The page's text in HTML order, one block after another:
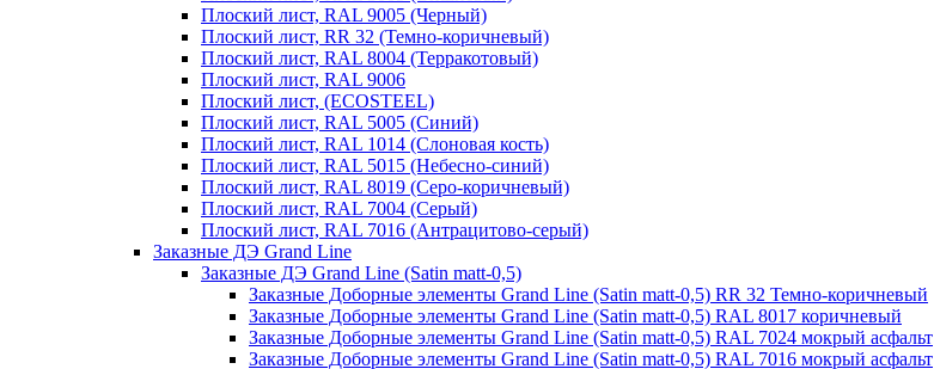
Плоский лист, RAL 9005 (Черный)
Плоский лист, RR 32 (Темно-коричневый)
Плоский лист, RAL 8004 (Терракотовый)
Плоский лист, RAL 9006
Плоский лист, (ECOSTEEL)
Плоский лист, RAL 5005 (Синий)
Плоский лист, RAL 1014 (Слоновая кость)
Плоский лист, RAL 5015 (Небесно-синий)
Плоский лист, RAL 8019 (Серо-коричневый)
Плоский лист, RAL 7004 (Серый)
Плоский лист, RAL 7016 (Антрацитово-серый)
Заказные ДЭ Grand Line
Заказные ДЭ Grand Line (Satin matt-0,5)
Заказные Доборные элементы Grand Line (Satin matt-0,5) RR 32 Темно-коричневый
Заказные Доборные элементы Grand Line (Satin matt-0,5) RAL 8017 коричневый
Заказные Доборные элементы Grand Line (Satin matt-0,5) RAL 7024 мокрый асфальт
Заказные Доборные элементы Grand Line (Satin matt-0,5) RAL 7016 мокрый асфальт